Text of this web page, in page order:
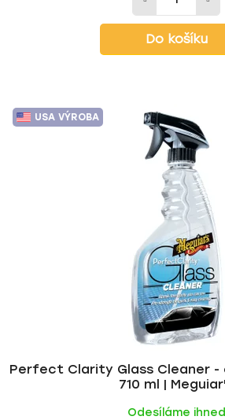
Do košíku
USA VÝROBA
Perfect Clarity Glass Cleaner -
710 ml |
Odesíláme ihned